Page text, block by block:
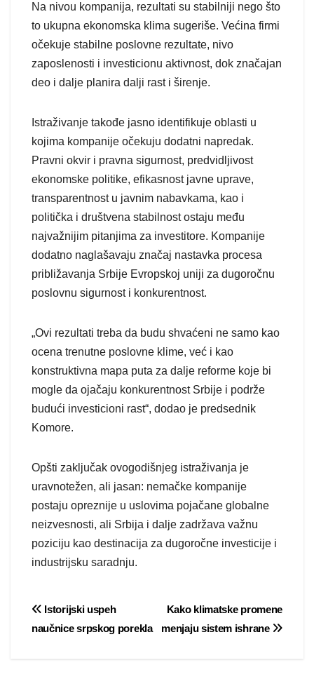
Na nivou kompanija, rezultati su stabilniji nego što
to ukupna ekonomska klima sugeriše. Većina firmi
očekuje stabilne poslovne rezultate, nivo
zaposlenosti i investicionu aktivnost, dok značajan
deo i dalje planira dalji rast i širenje.
Istraživanje takođe jasno identifikuje oblasti u
kojima kompanije očekuju dodatni napredak.
Pravni okvir i pravna sigurnost, predvidljivost
ekonomske politike, efikasnost javne uprave,
transparentnost u javnim nabavkama, kao i
politička i društvena stabilnost ostaju među
najvažnijim pitanjima za investitore. Kompanije
dodatno naglašavaju značaj nastavka procesa
približavanja Srbije Evropskoj uniji za dugoročnu
poslovnu sigurnost i konkurentnost.
„Ovi rezultati treba da budu shvaćeni ne samo kao
ocena trenutne poslovne klime, već i kao
konstruktivna mapa puta za dalje reforme koje bi
mogle da ojačaju konkurentnost Srbije i podrže
budući investicioni rast“, dodao je predsednik
Komore.
Opšti zaključak ovogodišnjeg istraživanja je
uravnotežen, ali jasan: nemačke kompanije
postaju opreznije u uslovima pojačane globalne
neizvesnosti, ali Srbija i dalje zadržava važnu
poziciju kao destinacija za dugoročne investicije i
industrijsku saradnju.
Post
navigation
Kako klimatske promene
menjaju sistem ishrane
Istorijski uspeh
naučnice srpskog porekla